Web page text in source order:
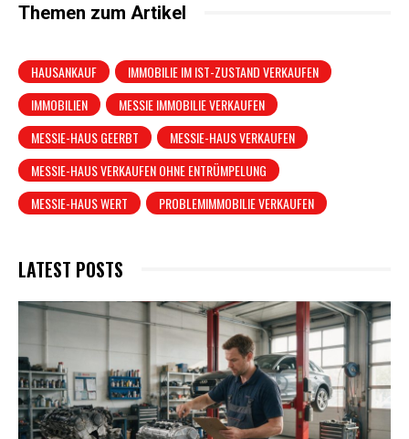
Themen zum Artikel
HAUSANKAUF
IMMOBILIE IM IST-ZUSTAND VERKAUFEN
IMMOBILIEN
MESSIE IMMOBILIE VERKAUFEN
MESSIE-HAUS GEERBT
MESSIE-HAUS VERKAUFEN
MESSIE-HAUS VERKAUFEN OHNE ENTRÜMPELUNG
MESSIE-HAUS WERT
PROBLEMIMMOBILIE VERKAUFEN
LATEST POSTS